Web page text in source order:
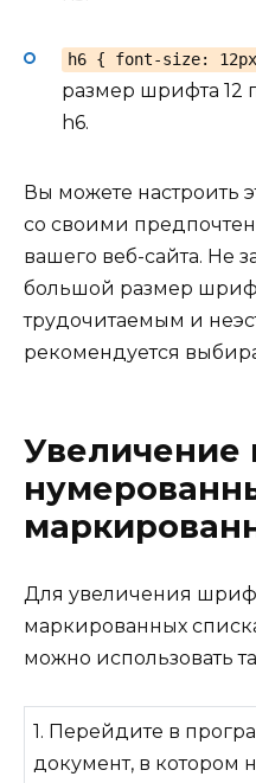
h6 { font-size:
размер шрифта 12
h6.
Вы можете настроить
со своими
вашего веб-сайта. Не
большой размер
трудочитаемым и
рекомендуется
Увеличение
Для увеличения
маркированных
можно использовать
1. Перейдите в
документ, в котором